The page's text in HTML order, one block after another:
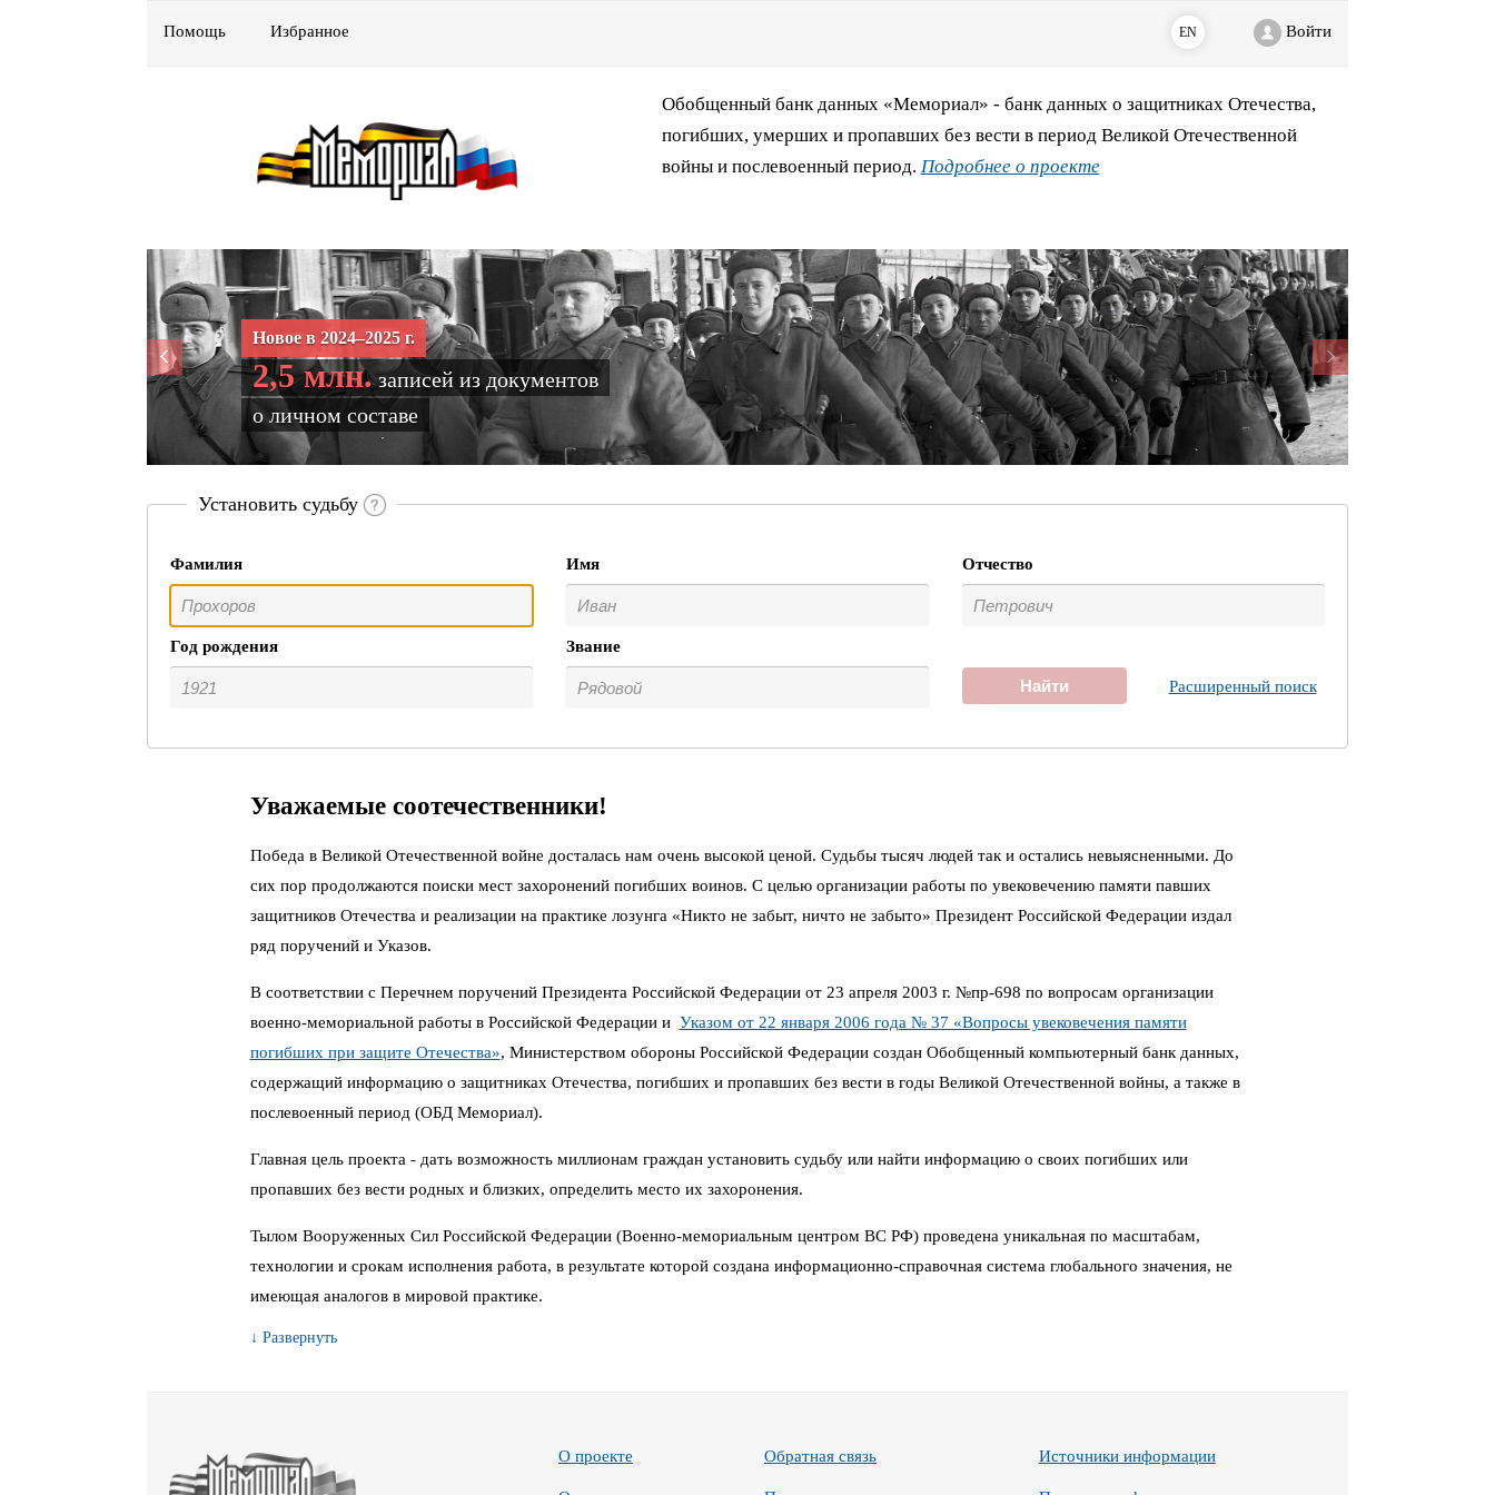
Помощь Избранное EN Войти
Обобщенный банк данных «Мемориал» - банк данных о защитниках Отечества,
погибших, умерших и пропавших без вести в период Великой Отечественной
войны и послевоенный период. Подробнее о проекте
Новое в 2024–2025 г.
2,5 млн.записей из документов
о личном составе
Установить судьбу
Фамилия Имя Отчество
Год рождения Звание
Найти Расширенный поиск
Уважаемые соотечественники!
Победа в Великой Отечественной войне досталась нам очень высокой ценой. Судьбы тысяч людей так и остались невыясненными. До
сих пор продолжаются поиски мест захоронений погибших воинов. С целью организации работы по увековечению памяти павших
защитников Отечества и реализации на практике лозунга «Никто не забыт, ничто не забыто» Президент Российской Федерации издал
ряд поручений и Указов.
В соответствии с Перечнем поручений Президента Российской Федерации от 23 апреля 2003 г. №пр-698 по вопросам организации
военно-мемориальной работы в Российской Федерации и Указом от 22 января 2006 года № 37 «Вопросы увековечения памяти
погибших при защите Отечества», Министерством обороны Российской Федерации создан Обобщенный компьютерный банк данных,
содержащий информацию о защитниках Отечества, погибших и пропавших без вести в годы Великой Отечественной войны, а также в
послевоенный период (ОБД Мемориал).
Главная цель проекта - дать возможность миллионам граждан установить судьбу или найти информацию о своих погибших или
пропавших без вести родных и близких, определить место их захоронения.
Тылом Вооруженных Сил Российской Федерации (Военно-мемориальным центром ВС РФ) проведена уникальная по масштабам,
технологии и срокам исполнения работа, в результате которой создана информационно-справочная система глобального значения, не
имеющая аналогов в мировой практике.
↓ Развернуть
О проекте Обратная связь Источники информации